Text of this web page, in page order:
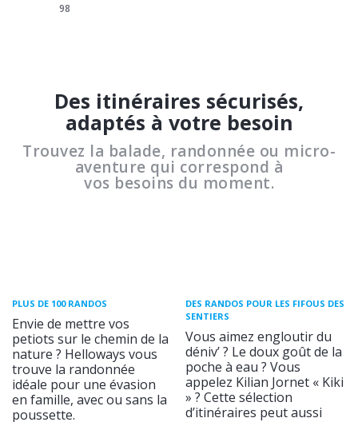
98
Des itinéraires sécurisés,
adaptés à votre besoin
Trouvez la balade, randonnée ou micro-
aventure qui correspond à
vos besoins du moment.
PLUS DE 100 RANDOS
Envie de mettre vos
petiots sur le chemin de la
nature ? Helloways vous
trouve la randonnée
idéale pour une évasion
en famille, avec ou sans la
poussette.
DES RANDOS POUR LES FIFOUS DES
SENTIERS
Vous aimez engloutir du
déniv’ ? Le doux goût de la
poche à eau ? Vous
appelez Kilian Jornet « Kiki
» ? Cette sélection
d’itinéraires peut aussi